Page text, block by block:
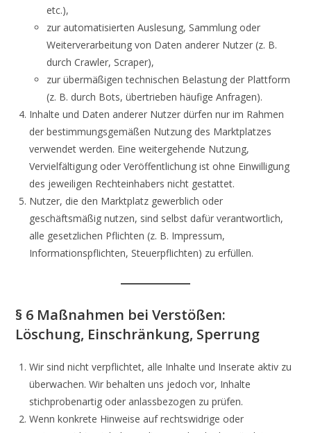
etc.),
zur automatisierten Auslesung, Sammlung oder
Weiterverarbeitung von Daten anderer Nutzer (z. B.
durch Crawler, Scraper),
zur übermäßigen technischen Belastung der Plattform
(z. B. durch Bots, übertrieben häufige Anfragen).
Inhalte und Daten anderer Nutzer dürfen nur im Rahmen
der bestimmungsgemäßen Nutzung des Marktplatzes
verwendet werden. Eine weitergehende Nutzung,
Vervielfältigung oder Veröffentlichung ist ohne Einwilligung
des jeweiligen Rechteinhabers nicht gestattet.
Nutzer, die den Marktplatz gewerblich oder
geschäftsmäßig nutzen, sind selbst dafür verantwortlich,
alle gesetzlichen Pflichten (z. B. Impressum,
Informationspflichten, Steuerpflichten) zu erfüllen.
§ 6 Maßnahmen bei Verstößen:
Löschung, Einschränkung, Sperrung
Wir sind nicht verpflichtet, alle Inhalte und Inserate aktiv zu
überwachen. Wir behalten uns jedoch vor, Inhalte
stichprobenartig oder anlassbezogen zu prüfen.
Wenn konkrete Hinweise auf rechtswidrige oder